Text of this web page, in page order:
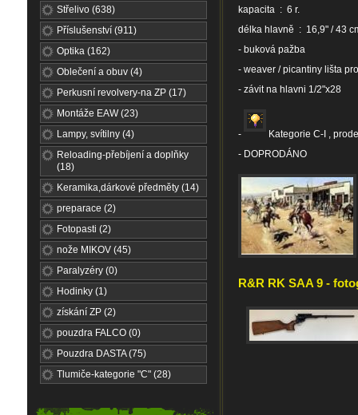
Střelivo (638)
Příslušenství (911)
Optika (162)
Oblečení a obuv (4)
Perkusní revolvery-na ZP (17)
Montáže EAW (23)
Lampy, svítilny (4)
Reloading-přebíjení a doplňky
(18)
Keramika,dárkové předměty (14)
preparace (2)
Fotopasti (2)
nože MIKOV (45)
Paralyzéry (0)
Hodinky (1)
získání ZP (2)
pouzdra FALCO (0)
Pouzdra DASTA (75)
Tlumiče-kategorie "C" (28)
kapacita : 6 r.
délka hlavně : 16,9" / 43
- buková pažba
- weaver / picantiny lišta
- závit na hlavni 1/2"x28
-
Kategorie C-I ,
- DOPRODÁNO
R&R RK SAA 9 -